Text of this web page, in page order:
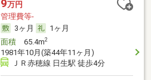
9万円
管理費等-
3ヶ月
1ヶ月
面積65.4m2
1981年10月(築44年11ヶ月)
ＪＲ赤穂線 日生駅 徒歩4分